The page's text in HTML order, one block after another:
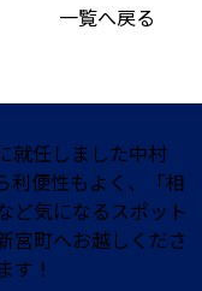
就任しました中村
利便性もよく、「相
ど気になるスポット
宮町へお越しくださ
す！
一覧へ戻る